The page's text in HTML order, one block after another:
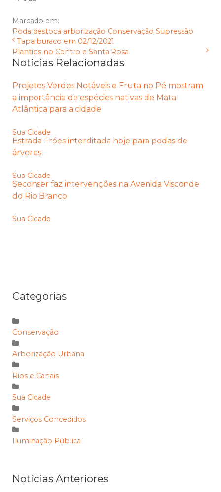
Marcado em:
Poda destoca arborização Conservação Supressão
Tapa buraco em 02/12/2021
Plantios no Centro e Santa Rosa
Notícias Relacionadas
Projetos Verdes Notáveis e Fruta no Pé mostram
a importância de espécies nativas de Mata
Atlântica para a cidade
Sua Cidade
Estrada Fróes interditada hoje para podas de
árvores
Sua Cidade
Seconser faz intervenções na Avenida Visconde
do Rio Branco
Sua Cidade
Categorias
Conservação
Arborização Urbana
Rios e Canais
Sua Cidade
Serviços Concedidos
Iluminação Pública
Notícias Anteriores